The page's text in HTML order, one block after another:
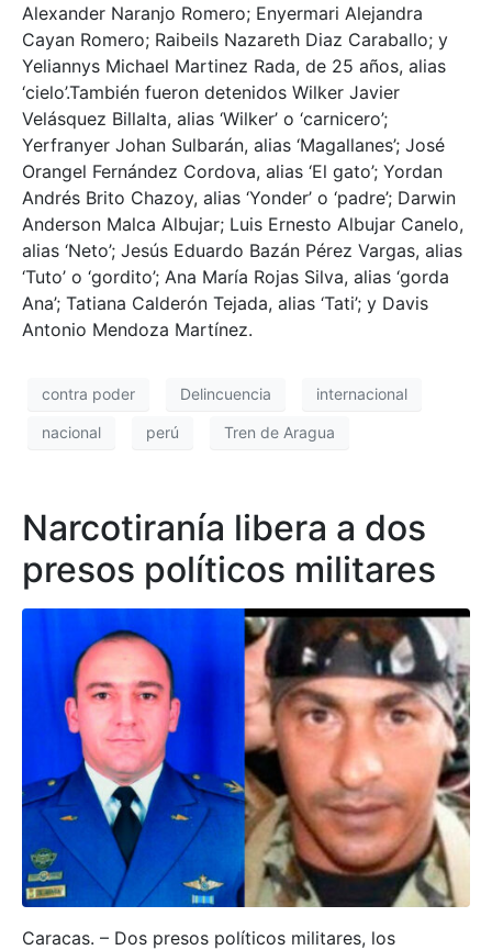
Alexander Naranjo Romero; Enyermari Alejandra
Cayan Romero; Raibeils Nazareth Diaz Caraballo; y
Yeliannys Michael Martinez Rada, de 25 años, alias
‘cielo’.También fueron detenidos Wilker Javier
Velásquez Billalta, alias ‘Wilker’ o ‘carnicero’;
Yerfranyer Johan Sulbarán, alias ‘Magallanes’; José
Orangel Fernández Cordova, alias ‘El gato’; Yordan
Andrés Brito Chazoy, alias ‘Yonder’ o ‘padre’; Darwin
Anderson Malca Albujar; Luis Ernesto Albujar Canelo,
alias ‘Neto’; Jesús Eduardo Bazán Pérez Vargas, alias
‘Tuto’ o ‘gordito’; Ana María Rojas Silva, alias ‘gorda
Ana’; Tatiana Calderón Tejada, alias ‘Tati’; y Davis
Antonio Mendoza Martínez.
contra poder Delincuencia internacional
nacional perú Tren de Aragua
Narcotiranía libera a dos
presos políticos militares
Caracas. – Dos presos políticos militares, los